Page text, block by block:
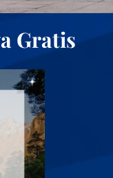
Gratis